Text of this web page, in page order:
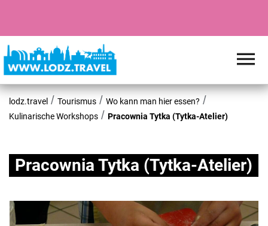
lodz.travel Tourismus
Wo kann man hier essen?
Kulinarische Workshops
Pracownia Tytka (Tytka-Atelier)
Pracownia Tytka (Tytka-Atelier)